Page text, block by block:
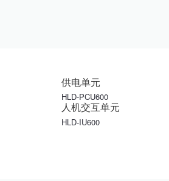
供电单元
HLD-PCU600
人机交互单元
HLD-IU600